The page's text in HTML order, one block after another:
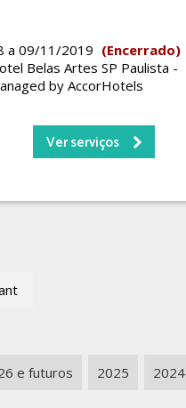
a 09/11/2019 (Encerrado)
Belas Artes SP Paulista -
by AccorHotels
Ver serviços
e futuros 2025 2024